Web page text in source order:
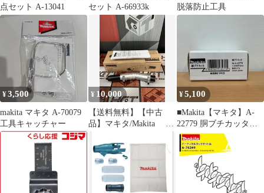
点セット A-13041
セット A-66933k
脱落防止工具
¥3,500
makita マキタ A-70079
工具キャッチャー
¥ 10,000
【送料無料】【中古
品】マキタ/Makita A-
ッチメント【ハンズク
ラフト島根出雲】
¥5,100
■Makita【マキタ】A-
22779 胴ブチカッタ
A25-3073、A25-3074